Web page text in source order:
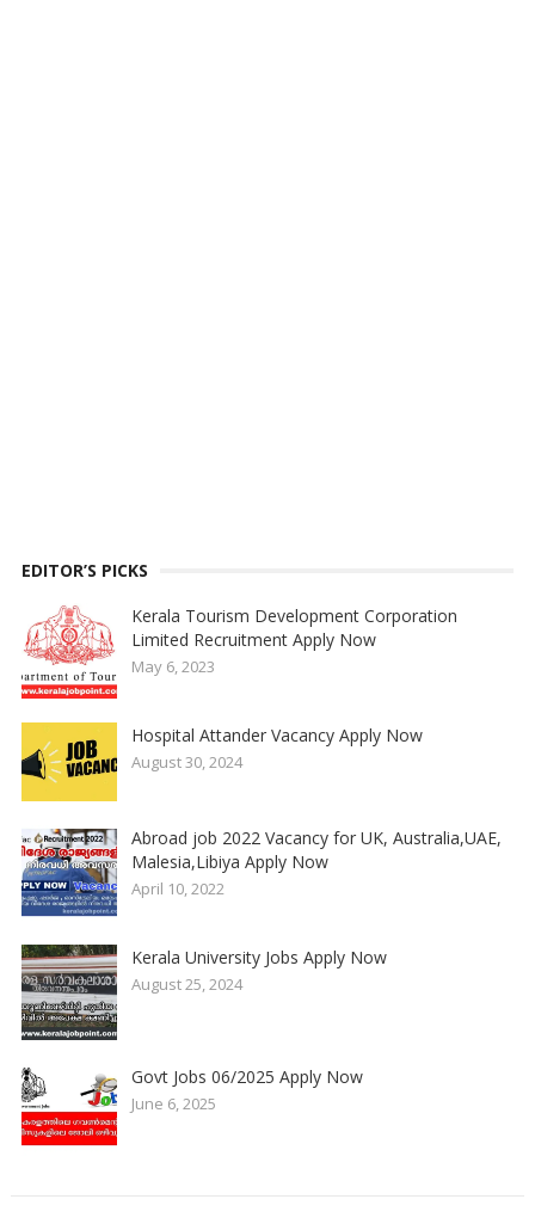
EDITOR’S PICKS
Kerala Tourism Development Corporation
Limited Recruitment Apply Now
May 6, 2023
Hospital Attander Vacancy Apply Now
August 30, 2024
Abroad job 2022 Vacancy for UK, Australia,UAE,
Malesia,Libiya Apply Now
April 10, 2022
Kerala University Jobs Apply Now
August 25, 2024
Govt Jobs 06/2025 Apply Now
June 6, 2025